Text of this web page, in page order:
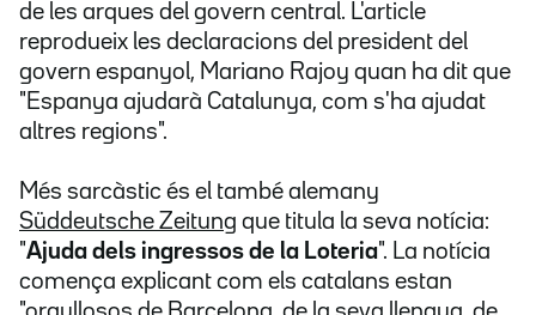
de les arques del govern central. L'article
reprodueix les declaracions del president del
govern espanyol, Mariano Rajoy quan ha dit que
"Espanya ajudarà Catalunya, com s'ha ajudat
altres regions".
Més sarcàstic és el també alemany
Süddeutsche Zeitung que titula la seva notícia:
"Ajuda dels ingressos de la Loteria". La notícia
comença explicant com els catalans estan